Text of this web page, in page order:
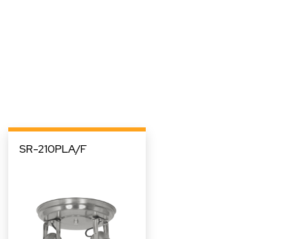
SR-210PLA/F